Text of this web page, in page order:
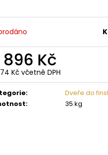
896 Kč
Kč včetně DPH
:
Dveře do
: 35 kg
SAUNOVÁ KAMNA NA